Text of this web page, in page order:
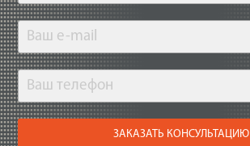
ЗАКАЗАТЬ КОНСУЛЬТАЦИЮ